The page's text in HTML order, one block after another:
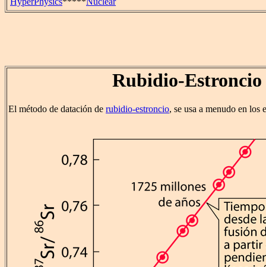
Rubidio-Estroncio
El método de datación de rubidio-estroncio, se usa a menudo en los